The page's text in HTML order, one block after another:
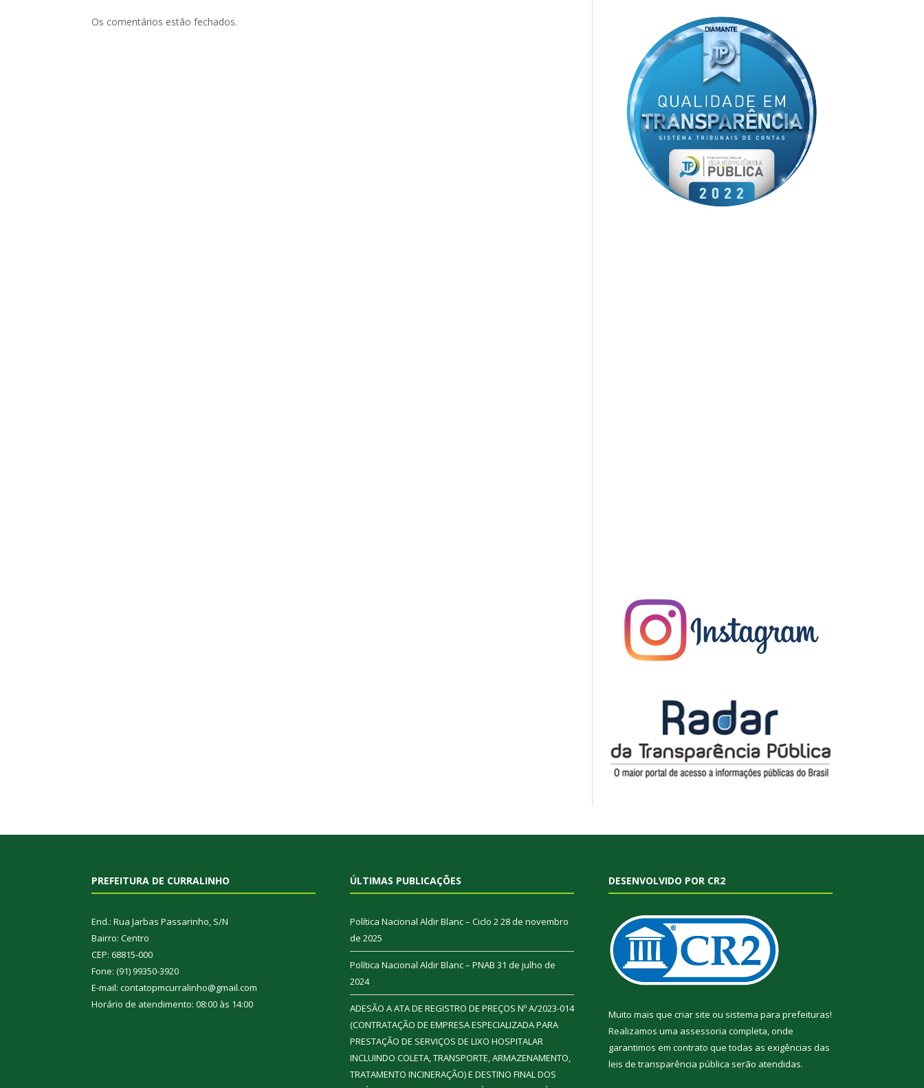
Os comentários estão fechados.
PREFEITURA DE CURRALINHO
End.: Rua Jarbas Passarinho, S/N
Bairro: Centro
CEP: 68815-000
Fone: (91) 99350-3920
E-mail: contatopmcurralinho@gmail.com
Horário de atendimento: 08:00 às 14:00
ÚLTIMAS PUBLICAÇÕES
Política Nacional Aldir Blanc – Ciclo 228 de novembro
de 2025
Política Nacional Aldir Blanc – PNAB 31 de julho de
2024
ADESÃO A ATA DE REGISTRO DE PREÇOS Nº A/2023-014
(CONTRATAÇÃO DE EMPRESA ESPECIALIZADA PARA
PRESTAÇÃO DE SERVIÇOS DE LIXO HOSPITALAR
INCLUINDO COLETA, TRANSPORTE, ARMAZENAMENTO,
TRATAMENTO INCINERAÇÃO) E DESTINO FINAL DOS
DESENVOLVIDO POR CR2
Muito mais que criar site ou sistema para prefeituras!
Realizamos uma assessoria completa, onde
garantimos em contrato que todas as exigências das
leis de transparência pública serão atendidas.